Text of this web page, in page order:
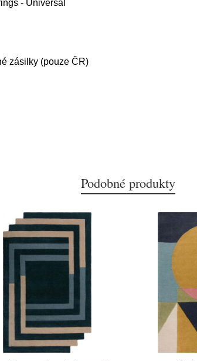
- Universal
zásilky (pouze ČR)
Podobné produkty